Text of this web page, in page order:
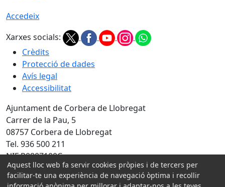
Accedeix
Xarxes socials:
Crèdits
Protecció de dades
Avís legal
Accessibilitat
Ajuntament de Corbera de Llobregat
Carrer de la Pau, 5
08757 Corbera de Llobregat
Tel. 936 500 211
NIF P0807100C
Amb la col·laboració de:
Aquest lloc web fa servir cookies pròpies i de tercers per
facilitar-te una experiència de navegació òptima i recollir